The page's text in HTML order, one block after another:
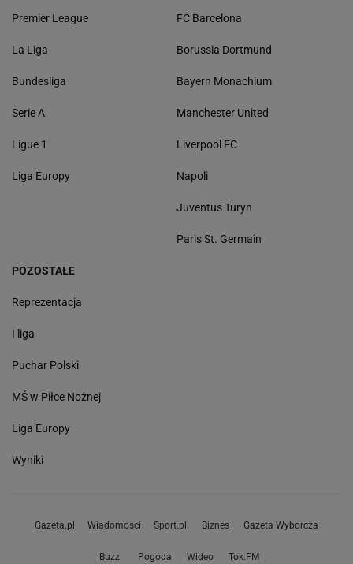
Premier League
La Liga
Bundesliga
Serie A
Ligue 1
Liga Europy
FC Barcelona
Borussia Dortmund
Bayern Monachium
Manchester United
Liverpool FC
Napoli
Juventus Turyn
Paris St. Germain
POZOSTAŁE
Reprezentacja
I liga
Puchar Polski
MŚ w Piłce Nożnej
Liga Europy
Wyniki
Gazeta.pl Wiadomości Sport.pl Biznes Gazeta Wyborcza
Buzz Pogoda Wideo Tok.FM